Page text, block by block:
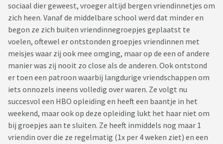
sociaal dier geweest, vroeger altijd bergen vriendinnetjes om
zich heen. Vanaf de middelbare school werd dat minder en
begon ze zich buiten vriendinnegroepjes geplaatst te
voelen, oftewel er ontstonden groepjes vriendinnen met
meisjes waar zij ook mee omging, maar op de een of andere
manier was zij nooit zo close als de anderen. Ook ontstond
er toen een patroon waarbij langdurige vriendschappen om
iets onnozels ineens volledig over waren. Ze volgt nu
succesvol een HBO opleiding en heeft een baantje in het
weekend, maar ook op deze opleiding lukt het haar niet om
bij groepjes aan te sluiten. Ze heeft inmiddels nog maar 1
vriendin over die ze regelmatig (1x per 4 weken ziet) en een